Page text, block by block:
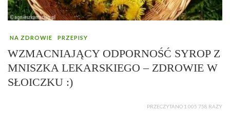
NA ZDROWIE PRZEPISY
WZMACNIAJĄCY ODPORNOŚĆ SYROP Z
MNISZKA LEKARSKIEGO – ZDROWIE W
SŁOICZKU :)
PRZECZYTANO 1 005 758 RAZY